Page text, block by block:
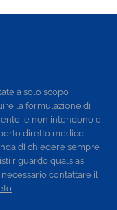
a solo scopo
la formulazione di
e non intendono e
diretto medico-
di chiedere sempre
riguardo qualsiasi
contattare il